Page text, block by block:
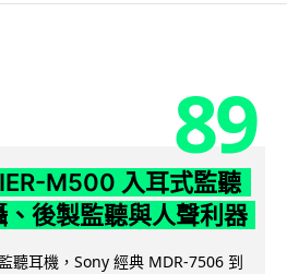
89
IER-M500 入耳式監聽
後製監聽與人聲利器
聽耳機，Sony 經典 MDR-7506 到